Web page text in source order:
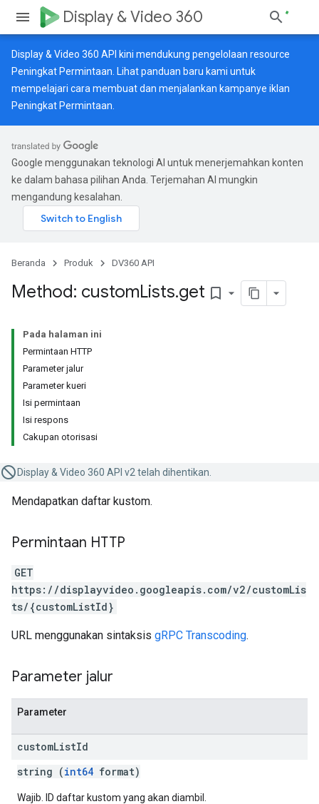
Display & Video 360
Display & Video 360 API kini mendukung pengelolaan resource
Peningkat Permintaan. Lihatpanduan baru kami untuk
mempelajari cara membuat dan menjalankan kampanye iklan
Peningkat Permintaan.
Google menggunakan teknologi AI untuk menerjemahkan konten
ke dalam bahasa pilihan Anda. Terjemahan AI mungkin
mengandung kesalahan.
Beranda Produk DV360 API
Method: customLists.get bookmark_border
Pada halaman ini
Permintaan HTTP
Parameter jalur
Parameter kueri
Isi permintaan
Isi respons
Cakupan otorisasi
Display & Video 360 API v2 telah dihentikan.
Mendapatkan daftar kustom.
Permintaan HTTP
GET
https://displayvideo.googleapis.com/v2/customLis
ts/{customListId}
URL menggunakan sintaksis gRPC Transcoding.
Parameter jalur
Parameter
customListId
string (int64 format)
Wajib. ID daftar kustom yang akan diambil.